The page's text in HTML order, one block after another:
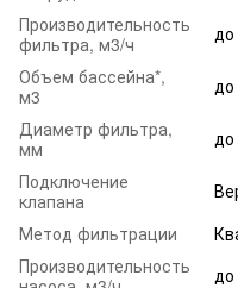
Производительность
фильтра, м3/ч
до
Объем бассейна*,
м3
до
Диаметр фильтра,
мм
Подключение
клапана
Метод фильтрации
Производительность
до